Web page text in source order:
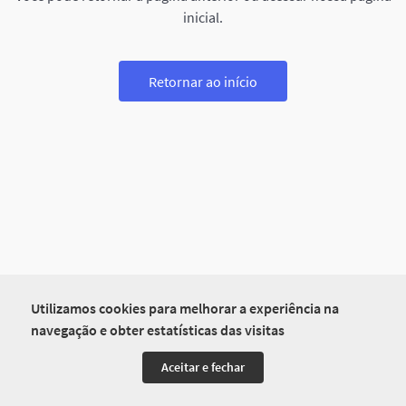
Utilizamos cookies para melhorar a experiência na
navegação e obter estatísticas das visitas
Aceitar e fechar
inicial.
Retornar ao início